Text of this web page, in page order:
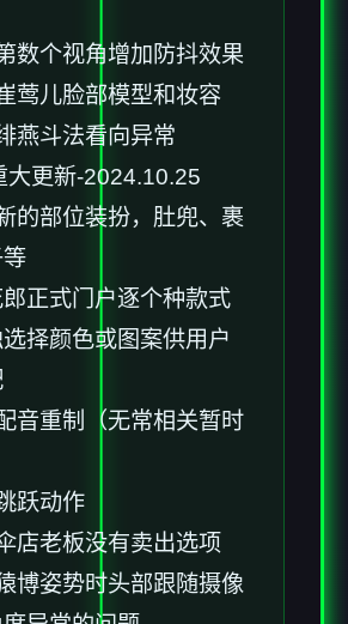
数个视角增加防抖效果
莺儿脸部模型和妆容
燕斗法看向异常
大更新-2024.10.25
的部位装扮，肚兜、裹
正式门户逐个种款式
择颜色或图案供用户
音重制（无常相关暂时
跃动作
店老板没有卖出选项
博姿势时头部跟随摄像